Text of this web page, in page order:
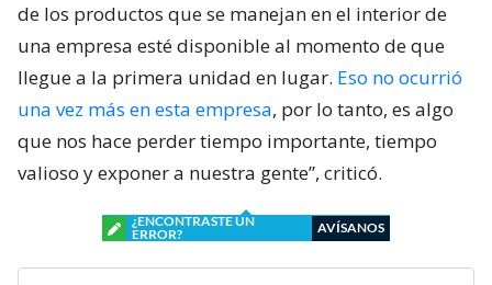
de los productos que se manejan en el interior de
una empresa esté disponible al momento de que
llegue a la primera unidad en lugar. Eso no ocurrió
una vez más en esta empresa, por lo tanto, es algo
que nos hace perder tiempo importante, tiempo
valioso y exponer a nuestra gente”, criticó.
¿ENCONTRASTE UN
ERROR?
AVÍSANOS